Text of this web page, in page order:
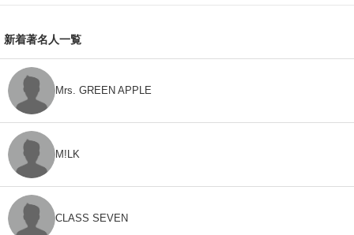
新着著名人一覧
Mrs. GREEN APPLE
M!LK
CLASS SEVEN